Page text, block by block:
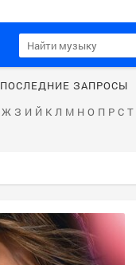
ПОСЛЕДНИЕ ЗАПРОСЫ
Ж З И Й К Л М Н О П Р С Т